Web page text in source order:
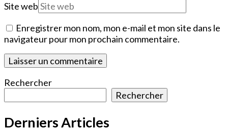
Site web
Enregistrer mon nom, mon e-mail et mon site dans le
navigateur pour mon prochain commentaire.
Rechercher
Rechercher
Derniers Articles